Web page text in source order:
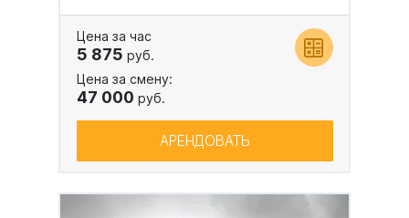
Цена за час
5 875 руб.
Цена за смену:
47 000 руб.
АРЕНДОВАТЬ